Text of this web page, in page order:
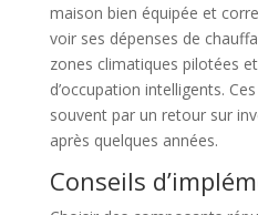
maison bien équipée et
voir ses dépenses de
zones climatiques pilotées
d’occupation intelligents.
souvent par un retour sur
après quelques années.
Conseils